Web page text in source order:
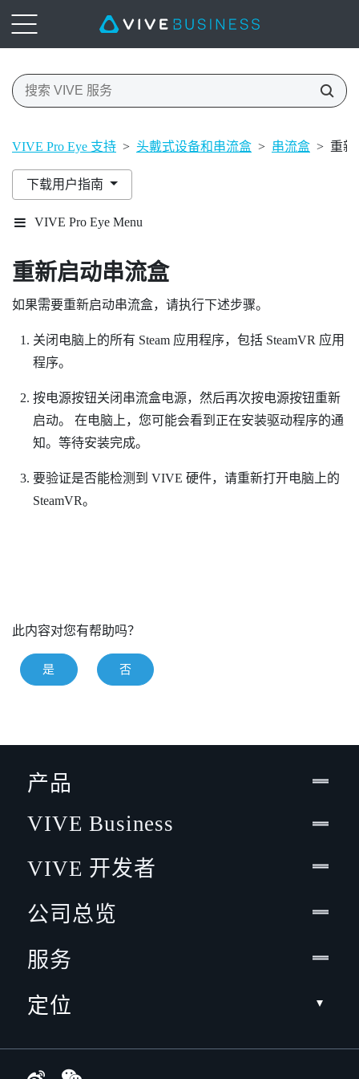
VIVE Pro Eye 支持 > 头戴式设备和串流盒 > 串流盒 > 重新
下载用户指南
VIVE Pro Eye Menu
重新启动串流盒
如果需要重新启动串流盒，请执行下述步骤。
关闭电脑上的所有 Steam应用程序，包括 SteamVR 应用
程序。
按电源按钮关闭串流盒电源，然后再次按电源按钮重新
启动。 在电脑上，您可能会看到正在安装驱动程序的通
知。等待安装完成。
要验证是否能检测到 VIVE 硬件，请重新打开电脑上的
SteamVR。
此内容对您有帮助吗？
是 否
产品
VIVE Business
VIVE 开发者
公司总览
服务
定位